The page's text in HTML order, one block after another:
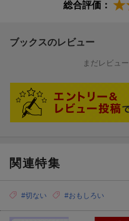
総合評価：
ブックスのレビュー
まだレビュ
関連特集
#切ない #おもしろい